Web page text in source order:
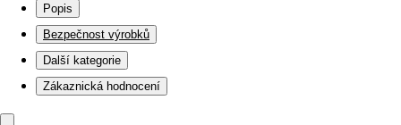
Popis
Bezpečnost výrobků
Další kategorie
Zákaznická hodnocení